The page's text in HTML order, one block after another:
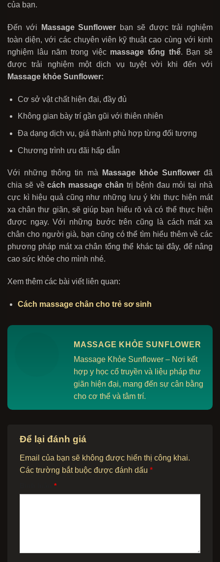
của bạn.
Đến với Massage Sunflower bạn sẽ được trải nghiệm
toàn diện, với các chuyên viên kỹ thuật cao cùng với kinh
nghiệm lâu năm trong việc massage tổng thể. Bạn sẽ
được trải nghiệm một dịch vụ tuyệt vời khi đến với
Massage khỏe Sunflower:
Cơ sở vật chất hiện đại, đầy đủ
Không gian bày trí gần gũi với thiên nhiên
Đa dạng dịch vụ, giá thành phù hợp từng đối tượng
Chương trình ưu đãi hấp dẫn
Với những thông tin mà Massage khỏe Sunflower đã
chia sẽ vềcách massage chân trị bệnh đau mỏi tại nhà
cực kì hiệu quả cũng như những lưu ý khi thực hiện mát
xa chân thư giãn, sẽ giúp bạn hiểu rõ và có thể thực hiện
được ngay. Với những bước trên cũng là cách mát xa
chân cho người già, bạn cũng có thể tìm hiểu thêm về các
phương pháp mát xa chân tổng thể khác tại đây, để nâng
cao sức khỏe cho mình nhé.
Xem thêm các bài viết liên quan:
Cách massage chân cho trẻ sơ sinh
MASSAGE KHỎE SUNFLOWER
Massage Khỏe Sunflower – Nơi kết
hợp y học cổ truyền và liệu pháp thư
giãn hiện đại, mang đến sự cân bằng
cho cơ thể và tâm trí.
Để lại đánh giá
Email của bạn sẽ không được hiển thị công khai.
Các trường bắt buộc được đánh dấu *
*